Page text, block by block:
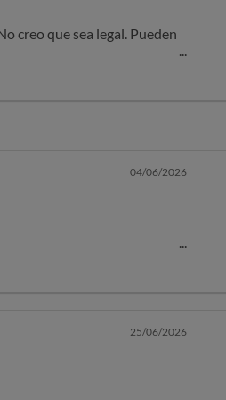
creo que sea legal. Pueden
04/06/2026
Doña CLARA CANO
y servicios de
dirección de correo
25/06/2026